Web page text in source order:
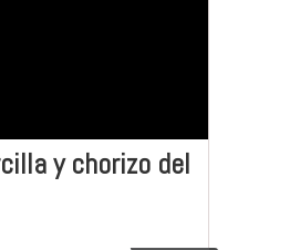
y chorizo del